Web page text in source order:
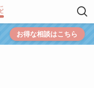
お得な相談はこちら